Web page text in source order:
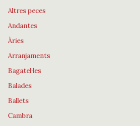
Altres peces
Andantes
Àries
Arranjaments
Bagatel·les
Balades
Ballets
Cambra